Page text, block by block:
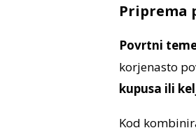
Priprema
Povrtni
korjenasto
kupusa ili
Kod